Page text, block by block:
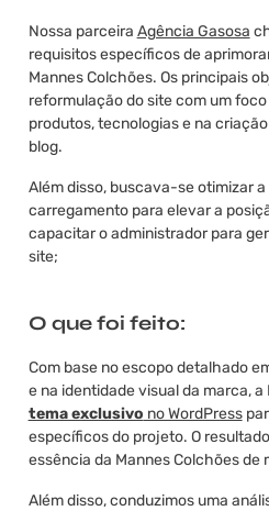
Nossa parceira Agência Gasosa
requisitos específicos de
Mannes Colchões. Os principais
reformulação do site com um
produtos, tecnologias e na
blog.
Além disso, buscava-se otimizar
carregamento para elevar a
capacitar o administrador para
site;
O que foi feito:
Com base no escopo detalhado
e na identidade visual da marca,
tema exclusivo no WordPress
específicos do projeto. O
essência da Mannes Colchões de
Além disso, conduzimos uma